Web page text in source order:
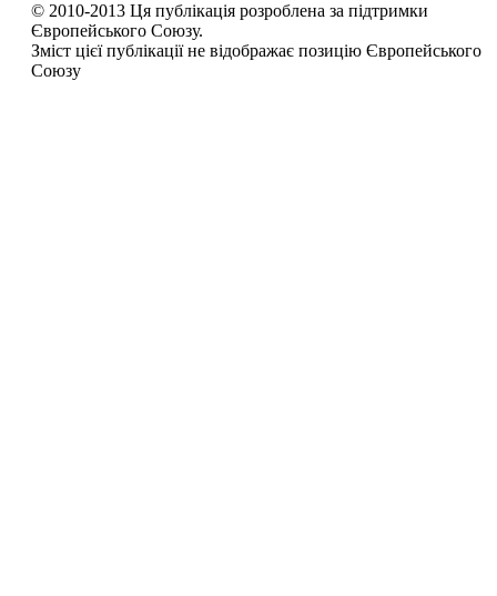
© 2010-2013 Ця публікація розроблена за підтримки
Європейського Союзу.
Зміст цієї публікації не відображає позицію Європейського
Союзу